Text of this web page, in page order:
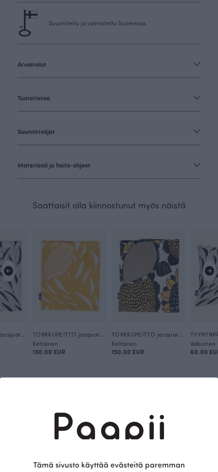
Suunniteltu ja valmistettu Suomessa.
Arvostelut
Tuotetietoa
Suunnittelijat
Materiaali ja hoito-ohjeet
Saattaisit olla kiinnostunut myös näistä
Keltainen
150.00 EUR
Keltainen
150.00 EUR
Valkoinen
60.00
Tämä sivusto käyttää evästeitä paremman